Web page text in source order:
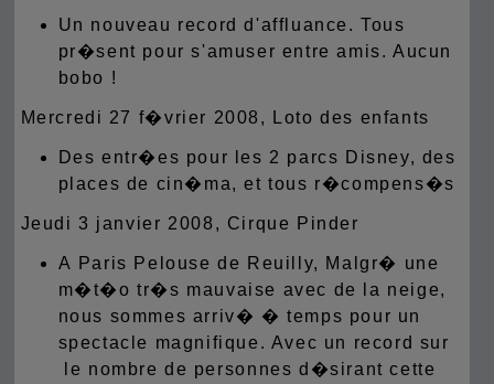
Un nouveau record d'affluance. Tous
pr�sent pour s'amuser entre amis. Aucun
bobo !
Mercredi 27 f�vrier 2008, Loto des enfants
Des entr�es pour les 2 parcs Disney, des
places de cin�ma, et tous r�compens�s
Jeudi 3 janvier 2008, Cirque Pinder
A Paris Pelouse de Reuilly, Malgr� une
m�t�o tr�s mauvaise avec de la neige,
nous sommes arriv� � temps pour un
spectacle magnifique. Avec un record sur
le nombre de personnes d�sirant cette